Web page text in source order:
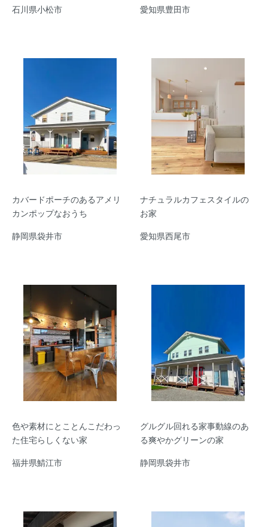
石川県小松市
愛知県豊田市
カバードポーチのあるアメリ
カンポップなおうち
静岡県袋井市
ナチュラルカフェスタイルの
お家
愛知県西尾市
色や素材にとことんこだわっ
た住宅らしくない家
福井県鯖江市
グルグル回れる家事動線のあ
る爽やかグリーンの家
静岡県袋井市